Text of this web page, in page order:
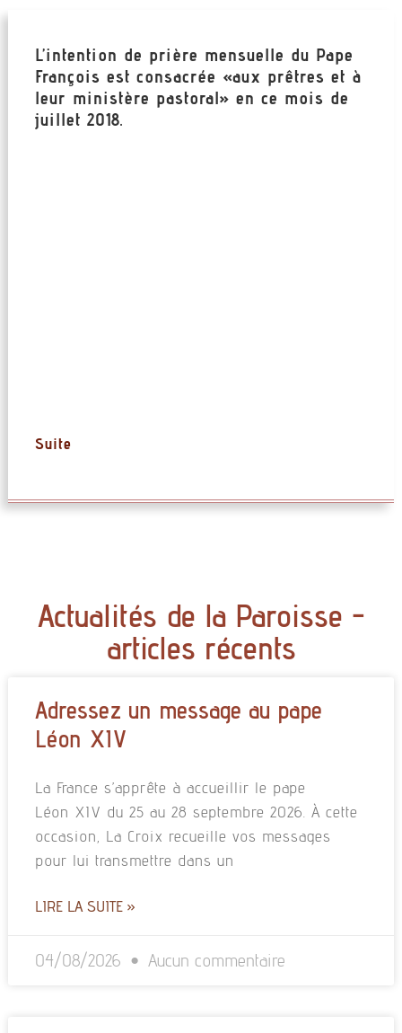
L’intention de prière mensuelle du Pape
François est consacrée «aux prêtres et à
leur ministère pastoral» en ce mois de
juillet 2018.
Suite
Actualités de la Paroisse -
articles récents
Adressez un message au pape
Léon XIV
La France s’apprête à accueillir le pape
Léon XIV du 25 au 28 septembre 2026. À cette
occasion, La Croix recueille vos messages
pour lui transmettre dans un
LIRE LA SUITE »
04/08/2026 Aucun commentaire